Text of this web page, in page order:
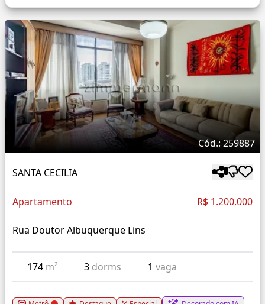
Cód.: 259887
SANTA CECILIA
Apartamento R$ 1.200.000
Rua Doutor Albuquerque Lins
174 m² 3 dorms 1vaga